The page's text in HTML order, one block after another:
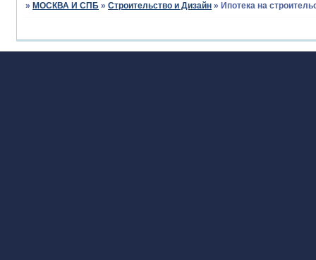
» МОСКВА И СПБ »Строительство и Дизайн » Ипотека на